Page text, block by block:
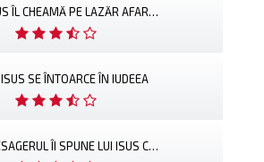
ISUS ÎL CHEAMĂ PE LAZĂR AFARĂ DIN MORMÂNT
ISUS SE ÎNTOARCE ÎN IUDEEA
MESAGERUL ÎI SPUNE LUI ISUS CĂ LAZĂR ESTE BOLNAV